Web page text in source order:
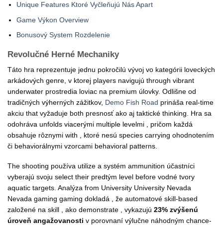
Unique Features Ktoré Vyčleňujú Nás Apart
Game Výkon Overview
Bonusový System Rozdelenie
Revolučné Herné Mechaniky
Táto hra reprezentuje jednu pokročilú vývoj vo kategórii loveckých
arkádových genre, v ktorej players navigujú through vibrant
underwater prostredia loviac na premium úlovky. Odlišne od
tradičných výherných zážitkov, Demo Fish Road prináša real-time
akciu that vyžaduje both presnosť ako aj taktické thinking. Hra sa
odohráva unfolds viacerými multiple levelmi , pričom každá
obsahuje rôznymi with , ktoré nesú species carrying ohodnotením
či behaviorálnymi vzorcami behavioral patterns.
The shooting používa utilize a systém ammunition účastníci
vyberajú svoju select their predtým level before vodné tvory
aquatic targets. Analýza from University University Nevada
Nevada gaming gaming dokladá , že automatové skill-based
založené na skill , ako demonstrate , vykazujú 23% zvýšenú
úroveň angažovanosti v porovnaní výlučne náhodným chance-